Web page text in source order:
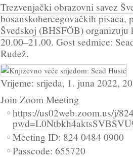
Trezvenjački obrazovni savez
bosanskohercegovačkih pisaca,
Švedskoj (BHSFÖB) organizuju
20.00–21.00. Gost sedmice:
Rudež.
Vrijeme: srijeda, 1. juna 2022,
Join Zoom Meeting
https://us02web.zoom.us/j/
Meeting ID: 824 0484 0900
Passcode: 655720